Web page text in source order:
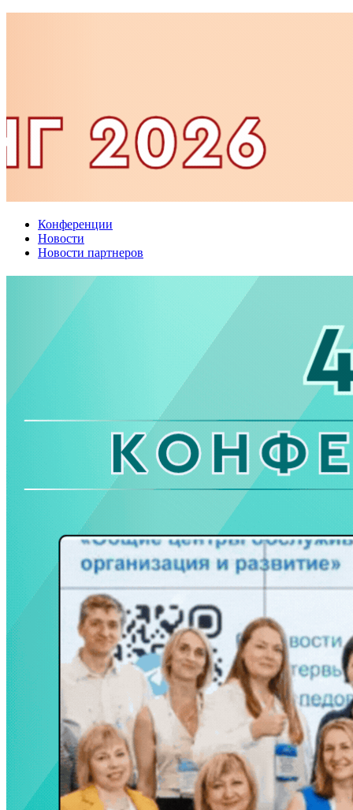
Конференции
Новости
Новости партнеров